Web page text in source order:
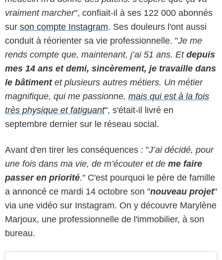
vraiment marcher", confiait-il à ses 122 000 abonnés
sur son compte Instagram. Ses douleurs l'ont aussi
conduit à réorienter sa vie professionnelle. "Je me
rends compte que, maintenant, j’ai 51 ans. Et depuis
mes 14 ans et demi, sincèrement, je travaille dans
le bâtiment et plusieurs autres métiers. Un métier
magnifique, qui me passionne, mais qui est à la fois
très physique et fatiguant", s'était-il livré en
septembre dernier sur le réseau social.
Avant d'en tirer les conséquences : "J’ai décidé, pour
une fois dans ma vie, de m’écouter et de me faire
passer en priorité." C'est pourquoi le père de famille
a annoncé ce mardi 14 octobre son "nouveau projet"
via une vidéo sur Instagram. On y découvre Marylène
Marjoux, une professionnelle de l'immobilier, à son
bureau.